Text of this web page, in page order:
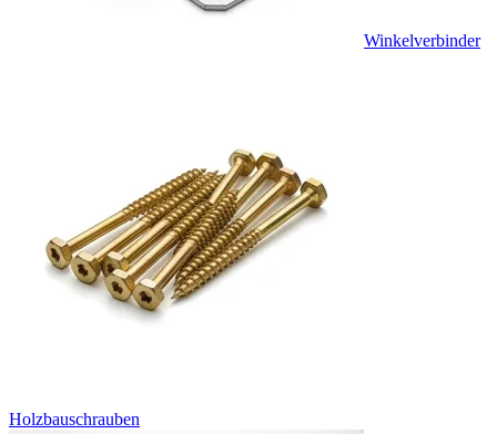
Winkelverbinder
Holzbauschrauben